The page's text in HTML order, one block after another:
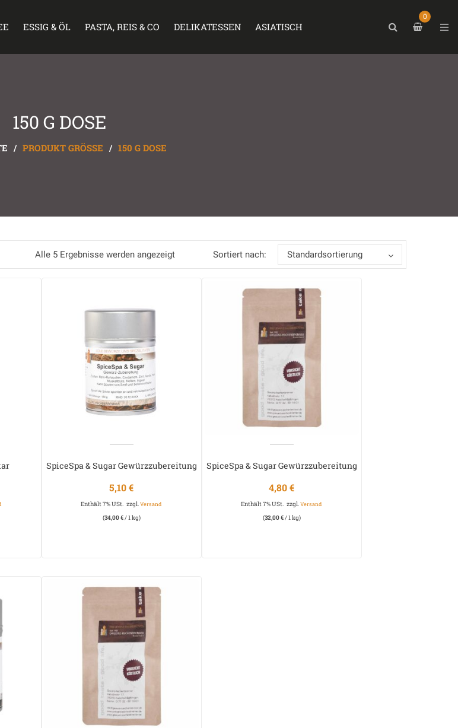
ESSIG & ÖL PASTA, REIS & CO DELIKATESSEN ASIATISCH
0
150 G DOSE
/ PRODUKT GRÖSSE / 150 G DOSE
Alle 5 Ergebnisse werden angezeigt Sortiert nach: Standardsortierung
SpiceSpa & Sugar Gewürzzubereitung
5,10€
Enthält 7% USt.
(34,00€/ 1 kg)
zzgl.Versand
SpiceSpa & Sugar Gewürzzubereitung
4,80€
Enthält 7% USt.
(32,00€/ 1 kg)
zzgl.Versand